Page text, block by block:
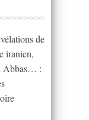
de
iranien,
Abbas… :